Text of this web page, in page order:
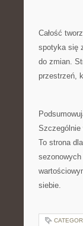
Całość
spotyka się
do zmian.
przestrzeń,
Szczególnie
To strona
siebie.